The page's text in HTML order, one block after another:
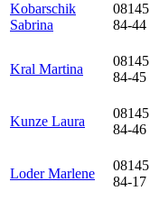
Kobarschik
Sabrina
08145
84-44
Kral Martina
08145
84-45
Kunze Laura
08145
84-46
Loder Marlene
08145
84-17